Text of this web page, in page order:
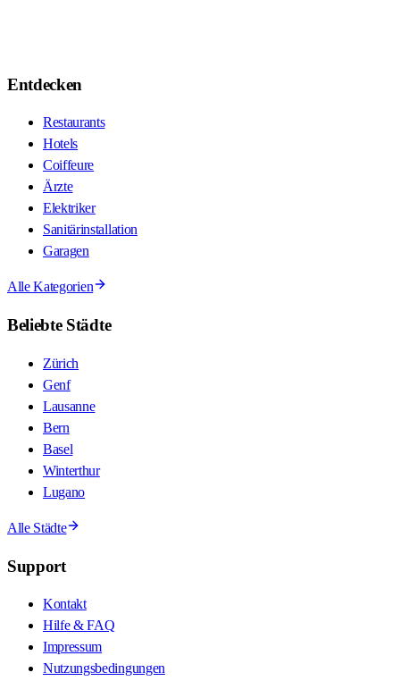
Entdecken
Restaurants
Hotels
Coiffeure
Ärzte
Elektriker
Sanitärinstallation
Garagen
Alle Kategorien
Beliebte Städte
Zürich
Genf
Lausanne
Bern
Basel
Winterthur
Lugano
Alle Städte
Support
Kontakt
Hilfe & FAQ
Impressum
Nutzungsbedingungen